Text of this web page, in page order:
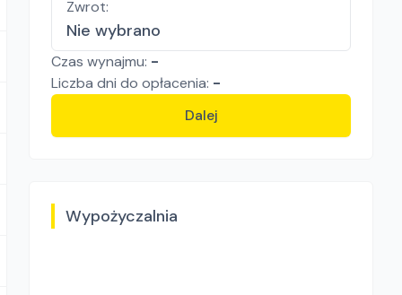
Zwrot:
Nie wybrano
Czas wynajmu: -
Liczba dni do opłacenia: -
Dalej
Wypożyczalnia